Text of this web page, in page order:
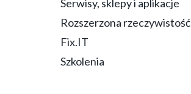
Serwisy, sklepy i aplikacje
Rozszerzona rzeczywistość
Fix.IT
Szkolenia